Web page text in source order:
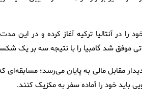
روز ۲۸ اردیبهشت اردوی خود را در آنتالیا ترکیه آغاز
موفق شد گامبیا را با نتیجه سه بر یک
دیدار مقابل مالی به پایان می‌رسد؛
باید خود را آماده سفر به مکزیک کنند.